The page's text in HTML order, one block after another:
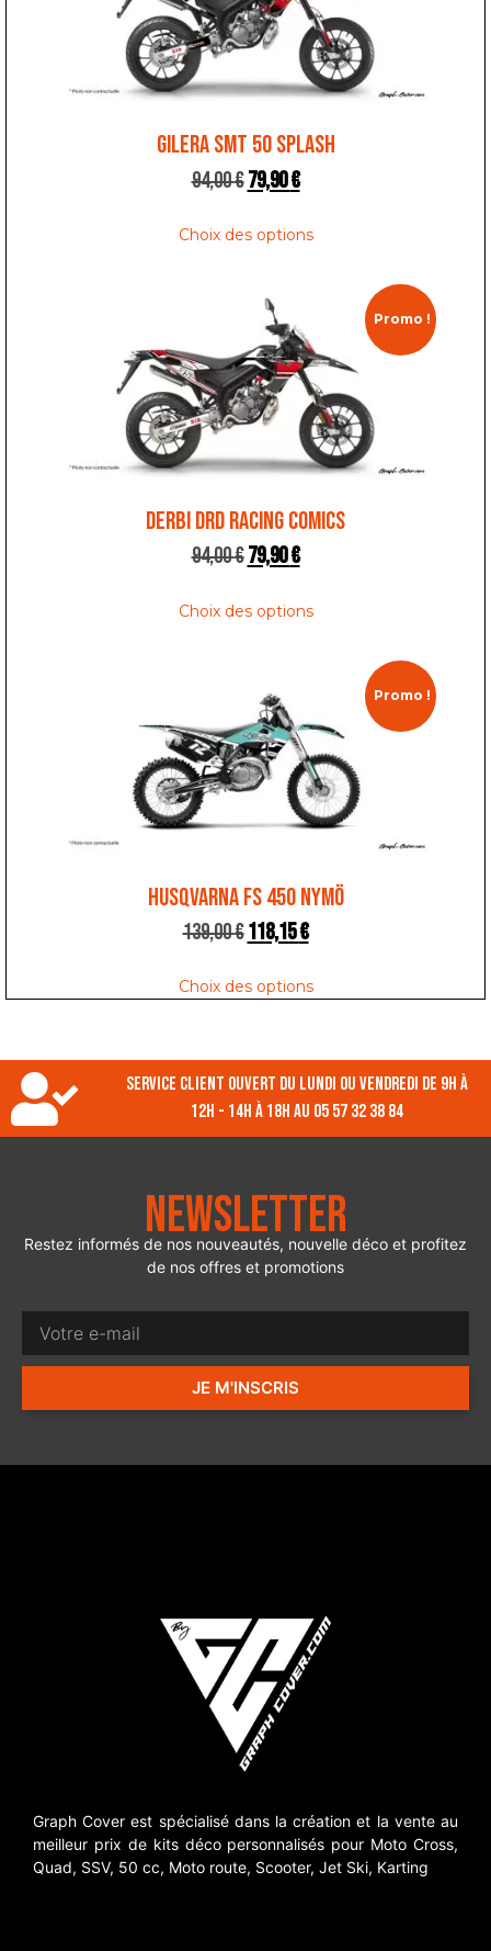
GILERA SMT 50 SPLASH
94,00€79,90€
Choix des options
Promo !
DERBI DRD RACING COMICS
94,00€79,90€
Choix des options
Promo !
HUSQVARNA FS 450 NYMÖ
139,00€118,15€
Choix des options
Service client ouvert du lundi ou vendredi de 9h à
12h - 14h à 18h au 05 57 32 38 84
Newsletter
Restez informés de nos nouveautés, nouvelle déco et profitez
de nos offres et promotions
JE M'INSCRIS
Graph Cover est spécialisé dans la création et la vente au
meilleur prix de kits déco personnalisés pour Moto Cross,
Quad, SSV, 50 cc, Moto route, Scooter, Jet Ski, Karting